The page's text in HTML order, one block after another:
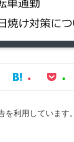
を利用しています。